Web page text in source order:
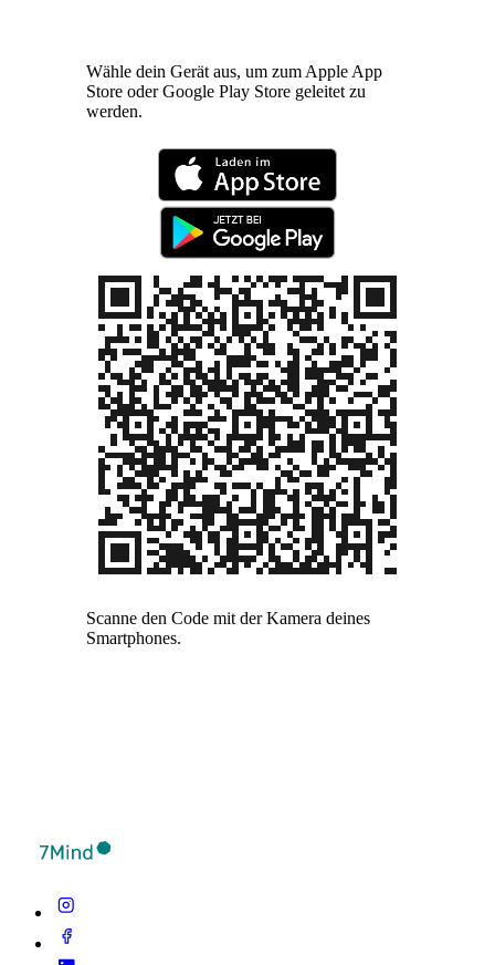
Wähle dein Gerät aus, um zum Apple App
Store oder Google Play Store geleitet zu
werden.
Scanne den Code mit der Kamera deines
Smartphones.